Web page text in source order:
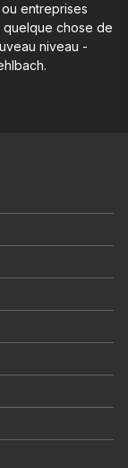
entreprises
chose de
niveau -